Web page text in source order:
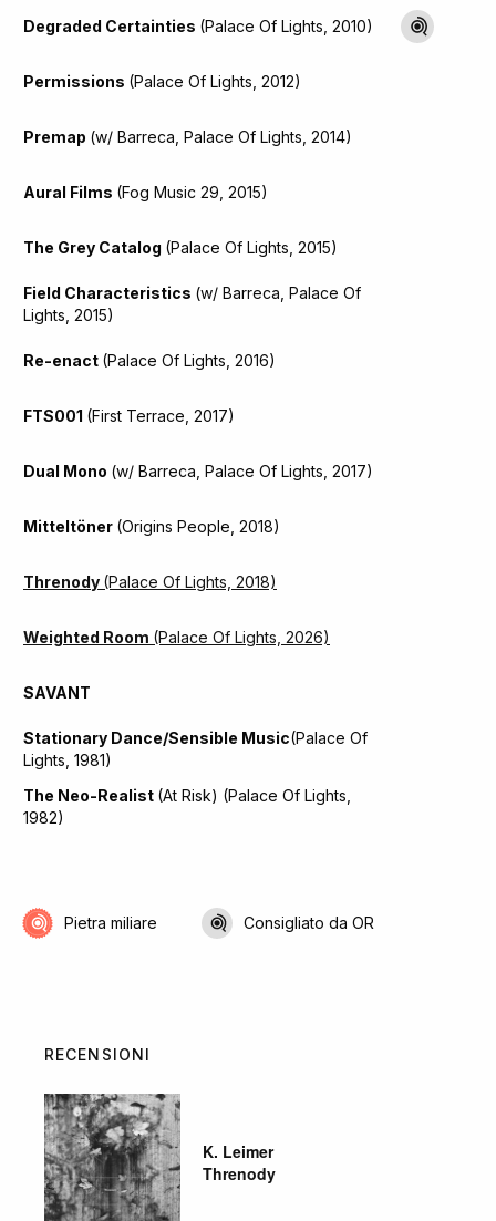
Degraded Certainties (Palace Of Lights, 2010)
Permissions (Palace Of Lights, 2012)
Premap (w/ Barreca, Palace Of Lights, 2014)
Aural Films (Fog Music 29, 2015)
The Grey Catalog (Palace Of Lights, 2015)
Field Characteristics (w/ Barreca, Palace Of
Lights, 2015)
Re-enact (Palace Of Lights, 2016)
FTS001 (First Terrace, 2017)
Dual Mono (w/ Barreca, Palace Of Lights, 2017)
Mitteltöner (Origins People, 2018)
Threnody (Palace Of Lights, 2018)
Weighted Room (Palace Of Lights, 2026)
SAVANT
Stationary Dance/Sensible Music(Palace Of
Lights, 1981)
The Neo-Realist (At Risk) (Palace Of Lights,
1982)
Pietra miliare Consigliato da OR
RECENSIONI
K. Leimer
Threnody